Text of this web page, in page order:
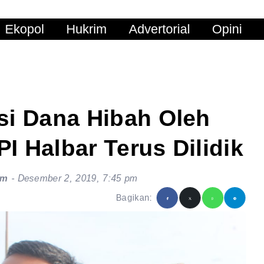
Ekopol Hukrim Advertorial Opini
Dana Hibah Oleh
Halbar Terus Dilidik
- Desember 2, 2019, 7:45 pm
Bagikan: